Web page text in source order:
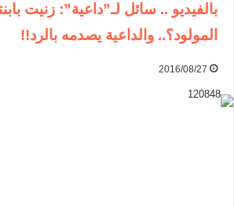
بالفيديو .. سائل لـ”داعية”: زنيت
المولود؟.. والداعية يصدمه بالرد!!
2016/08/27